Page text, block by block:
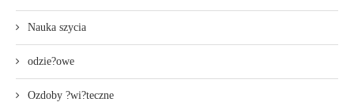
Nauka szycia
odzie?owe
Ozdoby ?wi?teczne